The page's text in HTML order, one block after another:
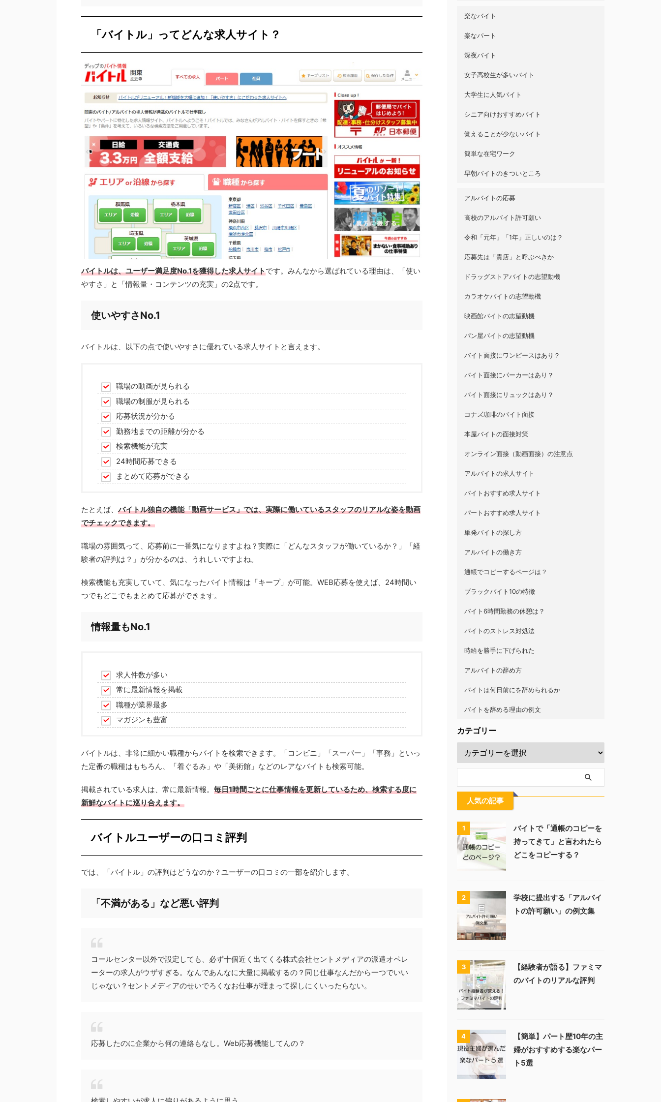
「バイトル」ってどんな求人サイト？
バイトルは、ユーザー満足度No.1を獲得した求人サイトです。みんなから選ばれている理由は、「使い
やすさ」と「情報量・コンテンツの充実」の2点です。
使いやすさNo.1
バイトルは、以下の点で使いやすさに優れている求人サイトと言えます。
職場の動画が見られる
職場の制服が見られる
応募状況が分かる
勤務地までの距離が分かる
検索機能が充実
24時間応募できる
まとめて応募ができる
たとえば、 バイトル独自の機能「動画サービス」では、実際に働いているスタッフのリアルな姿を動画
でチェックできます。
職場の雰囲気って、応募前に一番気になりますよね？実際に「どんなスタッフが働いているか？」「経
験者の評判は？」が分かるのは、うれしいですよね。
検索機能も充実していて、気になったバイト情報は「キープ」が可能。WEB応募を使えば、24時間い
つでもどこでもまとめて応募ができます。
情報量もNo.1
求人件数が多い
常に最新情報を掲載
職種が業界最多
マガジンも豊富
バイトルは、非常に細かい職種からバイトを検索できます。「コンビニ」「スーパー」「事務」といっ
た定番の職種はもちろん、「着ぐるみ」や「美術館」などのレアなバイトも検索可能。
掲載されている求人は、常に最新情報。 毎日1時間ごとに仕事情報を更新しているため、検索する度に
新鮮なバイトに巡り合えます。
バイトルユーザーの口コミ評判
では、「バイトル」の評判はどうなのか？ユーザーの口コミの一部を紹介します。
「不満がある」など悪い評判
コールセンター以外で設定しても、必ず十個近く出てくる株式会社セントメディアの派遣オペレ
ーターの求人がウザすぎる。なんであんなに大量に掲載するの？同じ仕事なんだから一つでいい
じゃない？セントメディアのせいでろくなお仕事が埋まって探しにくいったらない。
応募したのに企業から何の連絡もなし。Web応募機能してんの？
楽なバイト
楽なパート
深夜バイト
女子高校生が多いバイト
大学生に人気バイト
シニア向けおすすめバイト
覚えることが少ないバイト
簡単な在宅ワーク
早朝バイトのきついところ
アルバイトの応募
高校のアルバイト許可願い
令和「元年」「1年」正しいのは？
応募先は「貴店」と呼ぶべきか
ドラッグストアバイトの志望動機
カラオケバイトの志望動機
映画館バイトの志望動機
パン屋バイトの志望動機
バイト面接にワンピースはあり？
バイト面接にパーカーはあり？
バイト面接にリュックはあり？
コナズ珈琲のバイト面接
本屋バイトの面接対策
オンライン面接（動画面接）の注意点
アルバイトの求人サイト
バイトおすすめ求人サイト
パートおすすめ求人サイト
単発バイトの探し方
アルバイトの働き方
通帳でコピーするページは？
ブラックバイト10の特徴
バイト6時間勤務の休憩は？
バイトのストレス対処法
時給を勝手に下げられた
アルバイトの辞め方
バイトは何日前にを辞められるか
バイトを辞める理由の例文
カテゴリー
人気の記事
1
バイトで「通帳のコピーを
持ってきて」と言われたら
どこをコピーする？
2
学校に提出する「アルバイ
トの許可願い」の例文集
3
【経験者が語る】ファミマ
のバイトのリアルな評判
4
【簡単】パート歴10年の主
婦がおすすめする楽なパー
ト5選